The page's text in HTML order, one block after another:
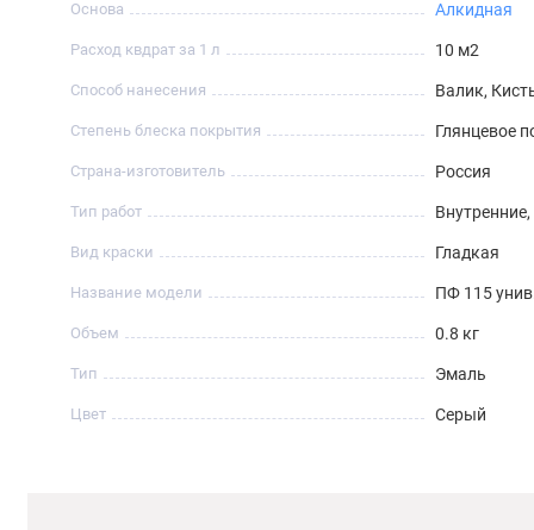
Основа Алкидная
Расход квдрат за 1 л 10 м2
Способ нанесения Валик,
Степень блеска покрытия Глянцевое
Страна-изготовитель Россия
Тип работ
Вид краски Гладкая
Название модели ПФ 115
Объем 0.8 кг
Тип Эмаль
Цвет Серый